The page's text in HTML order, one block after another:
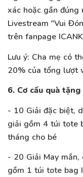
xác hoặc gần
Livestream "Vui
trên fanpage
Lưu ý: Cha mẹ có
20% của tổng lượt
6. Cơ cấu quà tặng
- 10 Giải đặc biệt,
giải gồm 4 túi tote
tháng cho bé
- 20 Giải May mắn,
gồm 1 túi tote bag